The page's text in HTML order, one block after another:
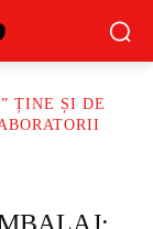
ȚINE ȘI DE